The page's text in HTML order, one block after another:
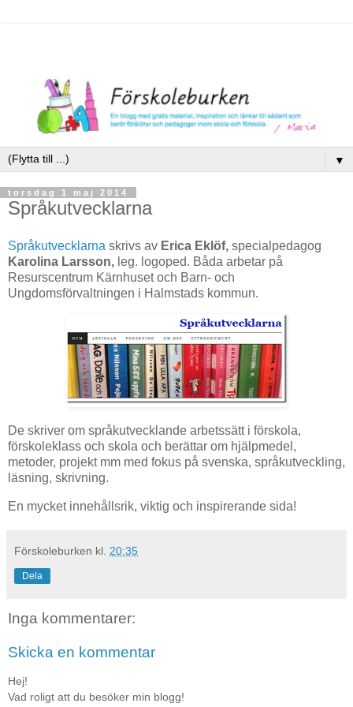
▼
torsdag 1 maj 2014
Språkutvecklarna
Språkutvecklarna skrivs av Erica Eklöf, specialpedagog
Karolina Larsson, leg. logoped. Båda arbetar på
Resurscentrum Kärnhuset och Barn- och
Ungdomsförvaltningen i Halmstads kommun.
De skriver om språkutvecklande arbetssätt i förskola,
förskoleklass och skola och berättar om hjälpmedel,
metoder, projekt mm med fokus på svenska, språkutveckling,
läsning, skrivning.
En mycket innehållsrik, viktig och inspirerande sida!
Förskoleburken kl. 20:35
Dela
Inga kommentarer:
Skicka en kommentar
Hej!
Vad roligt att du besöker min blogg!